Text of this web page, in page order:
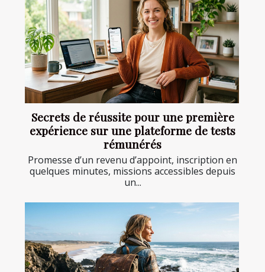
Secrets de réussite pour une première
expérience sur une plateforme de tests
rémunérés
Promesse d’un revenu d’appoint, inscription en
quelques minutes, missions accessibles depuis
un...